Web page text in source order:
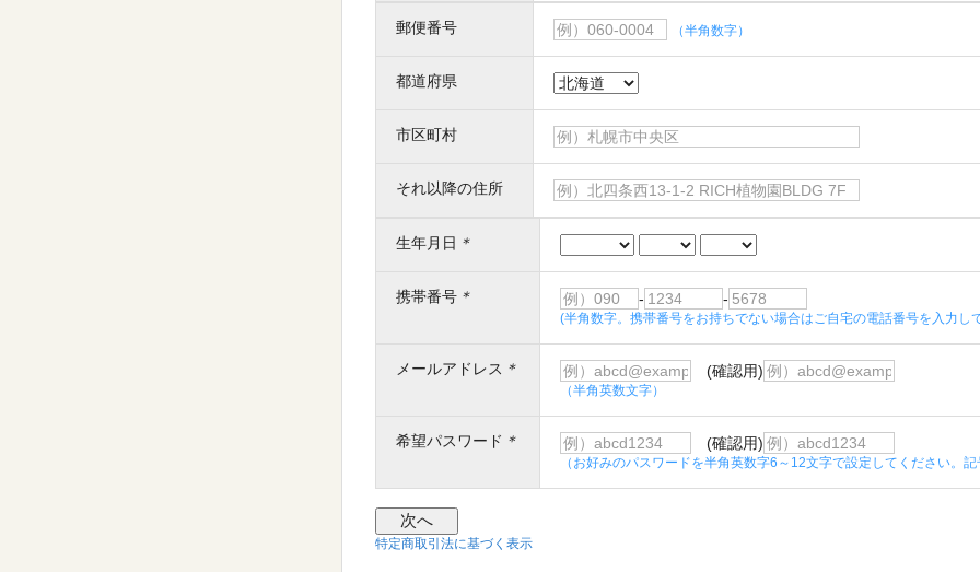
郵便番号 （半角数字）
都道府県
市区町村
それ以降の住所
生年月日 ＊
携帯番号 ＊ - -
(半角数字。携帯番号をお持ちでない場合はご自宅の電話番号を入力し
メールアドレス ＊ (確認用)
（半角英数文字）
希望パスワード ＊ (確認用)
（お好みのパスワードを半角英数字6～12文字で設定してください。
特定商取引法に基づく表示